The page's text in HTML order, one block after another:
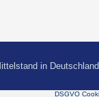
in
DSGVO